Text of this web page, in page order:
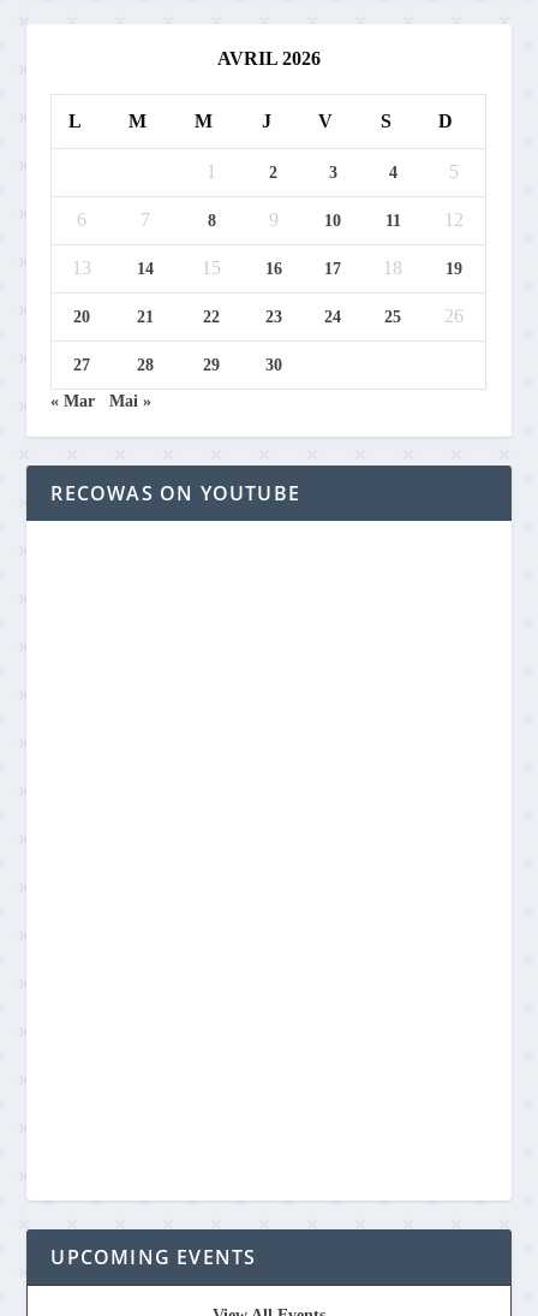
AVRIL 2026
L M M J V S D
1 2 3 4 5
6 7 8 9 10 11 12
13 14 15 16 17 18 19
20 21 22 23 24 25 26
27 28 29
30
« Mar
Mai »
RECOWAS ON YOUTUBE
UPCOMING EVENTS